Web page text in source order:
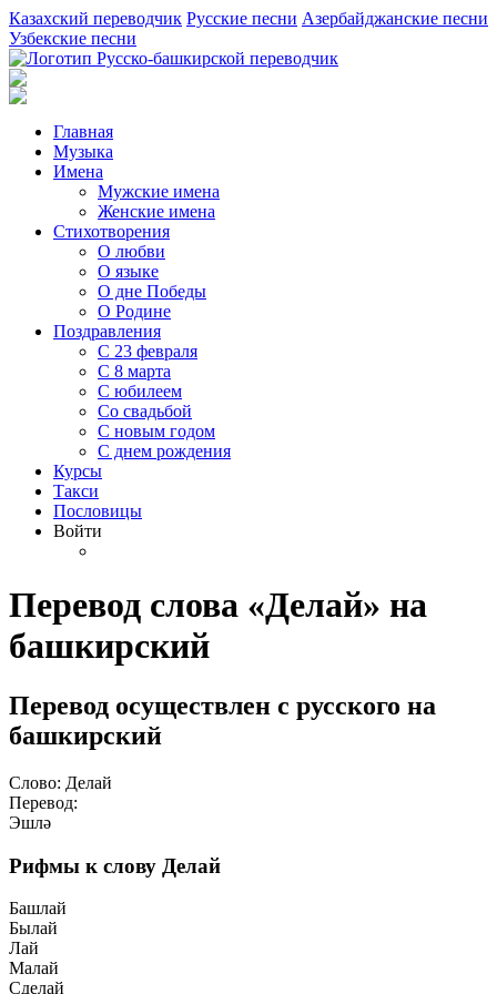
Казахский переводчик Русские песни Азербайджанские песни
Узбекские песни
Главная
Музыка
Имена
Мужские имена
Женские имена
Стихотворения
О любви
О языке
О дне Победы
О Родине
Поздравления
С 23 февраля
С 8 марта
С юбилеем
Со свадьбой
С новым годом
С днем рождения
Курсы
Такси
Пословицы
Войти
Перевод слова «Делай» на
башкирский
Перевод осуществлен с русского на
башкирский
Слово: Делай
Перевод:
Эшлә
Рифмы к слову Делай
Башлай
Былай
Лай
Малай
Сделай